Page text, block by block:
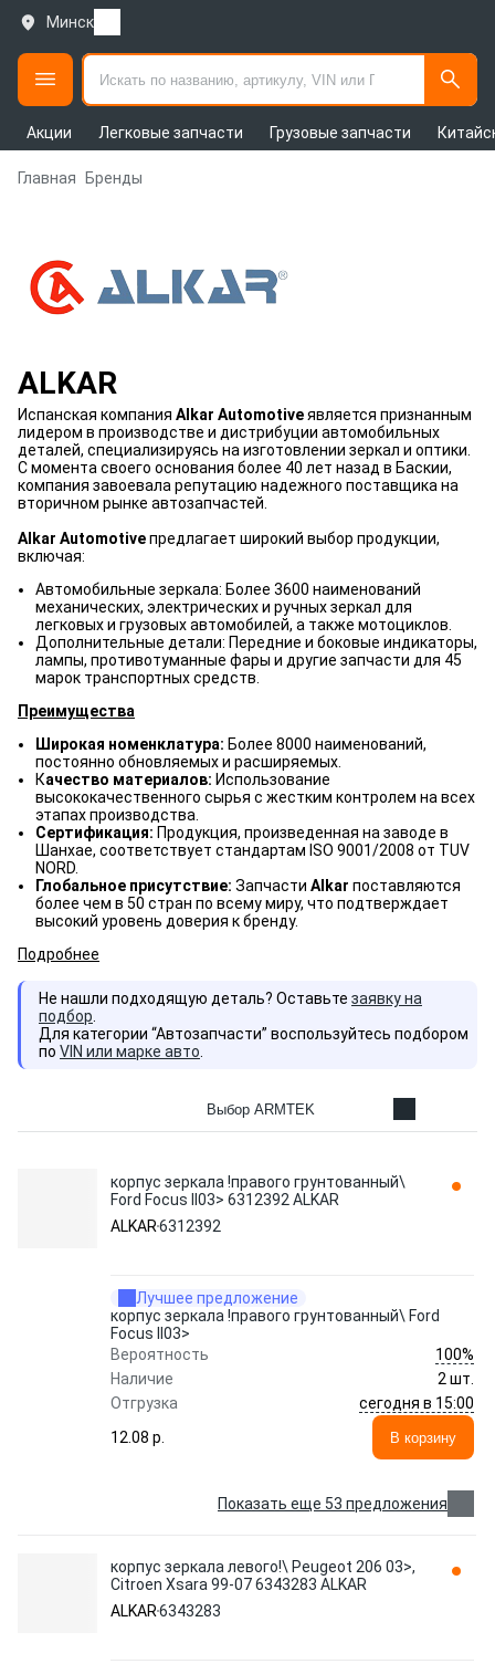
Минск
Акции Легковые запчасти Грузовые запчасти
Главная Бренды
ALKAR
Испанская компания Alkar Automotiveявляется признанным
лидером в производстве и дистрибуции автомобильных
деталей, специализируясь на изготовлении зеркал и оптики.
С момента своего основания более 40 лет назад в Баскии,
компания завоевала репутацию надежного поставщика на
вторичном рынке автозапчастей.
Alkar Automotiveпредлагает широкий выбор продукции,
включая:
Автомобильные зеркала: Более 3600 наименований
механических, электрических и ручных зеркал для
легковых и грузовых автомобилей, а также мотоциклов.
Дополнительные детали: Передние и боковые индикаторы,
лампы, противотуманные фары и другие запчасти для 45
марок транспортных средств.
Преимущества
Широкая номенклатура: Более 8000 наименований,
постоянно обновляемых и расширяемых.
Качество материалов: Использование
высококачественного сырья с жестким контролем на всех
этапах производства.
Сертификация: Продукция, произведенная на заводе в
Шанхае, соответствует стандартам ISO 9001/2008 от TUV
NORD.
Глобальное присутствие: Запчасти Alkar поставляются
более чем в 50 стран по всему миру, что подтверждает
высокий уровень доверия к бренду.
Подробнее
Не нашли подходящую деталь? Оставьте заявку на
подбор
Для категории “Автозапчасти” воспользуйтесь подбором
по VIN или марке авто
Выбор ARMTEK
корпус зеркала !правого грунтованный\
Ford Focus II03> 6312392 ALKAR
ALKAR6312392
Лучшее предложение
корпус зеркала !правого грунтованный\ Ford
Focus II03>
Вероятность
100%
Наличие
2 шт.
Отгрузка
сегодня в 15:00
12.08 p.
В корзину
Показать еще 53 предложения
корпус зеркала левого!\ Peugeot 206 03>,
Citroen Xsara 99-07 6343283 ALKAR
ALKAR6343283